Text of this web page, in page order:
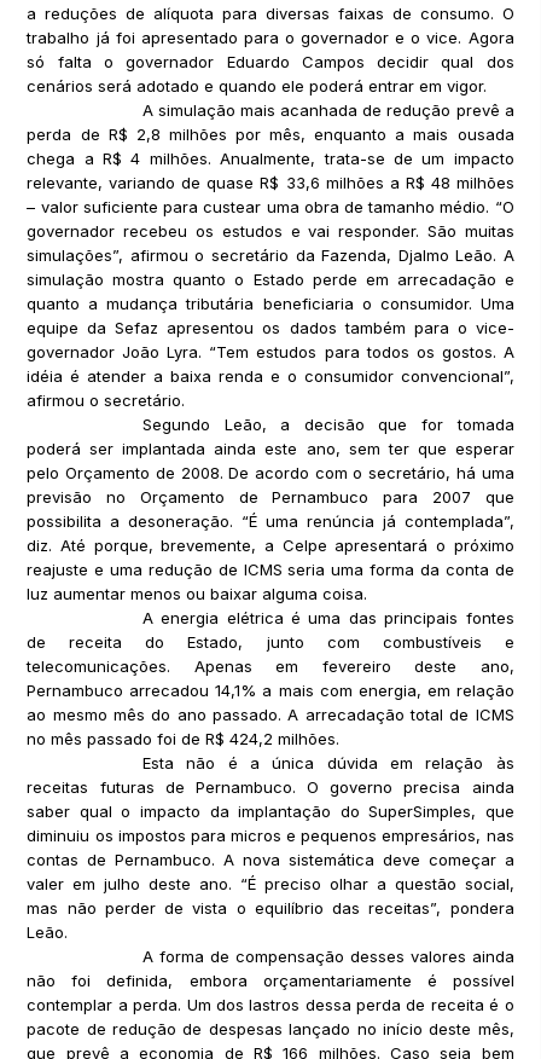
a reduções de alíquota para diversas faixas de consumo. O
trabalho já foi apresentado para o governador e o vice. Agora
só falta o governador Eduardo Campos decidir qual dos
cenários será adotado e quando ele poderá entrar em vigor.
A simulação mais acanhada de redução prevê a
perda de R$ 2,8 milhões por mês, enquanto a mais ousada
chega a R$ 4 milhões. Anualmente, trata-se de um impacto
relevante, variando de quase R$ 33,6 milhões a R$ 48 milhões
– valor suficiente para custear uma obra de tamanho médio. “O
governador recebeu os estudos e vai responder. São muitas
simulações”, afirmou o secretário da Fazenda, Djalmo Leão. A
simulação mostra quanto o Estado perde em arrecadação e
quanto a mudança tributária beneficiaria o consumidor. Uma
equipe da Sefaz apresentou os dados também para o vice-
governador João Lyra. “Tem estudos para todos os gostos. A
idéia é atender a baixa renda e o consumidor convencional”,
afirmou o secretário.
Segundo Leão, a decisão que for tomada
poderá ser implantada ainda este ano, sem ter que esperar
pelo Orçamento de 2008. De acordo com o secretário, há uma
previsão no Orçamento de Pernambuco para 2007 que
possibilita a desoneração. “É uma renúncia já contemplada”,
diz. Até porque, brevemente, a Celpe apresentará o próximo
reajuste e uma redução de ICMS seria uma forma da conta de
luz aumentar menos ou baixar alguma coisa.
A energia elétrica é uma das principais fontes
de receita do Estado, junto com combustíveis e
telecomunicações. Apenas em fevereiro deste ano,
Pernambuco arrecadou 14,1% a mais com energia, em relação
ao mesmo mês do ano passado. A arrecadação total de ICMS
no mês passado foi de R$ 424,2 milhões.
Esta não é a única dúvida em relação às
receitas futuras de Pernambuco. O governo precisa ainda
saber qual o impacto da implantação do SuperSimples, que
diminuiu os impostos para micros e pequenos empresários, nas
contas de Pernambuco. A nova sistemática deve começar a
valer em julho deste ano. “É preciso olhar a questão social,
mas não perder de vista o equilíbrio das receitas”, pondera
Leão.
A forma de compensação desses valores ainda
não foi definida, embora orçamentariamente é possível
contemplar a perda. Um dos lastros dessa perda de receita é o
pacote de redução de despesas lançado no início deste mês,
que prevê a economia de R$ 166 milhões. Caso seja bem